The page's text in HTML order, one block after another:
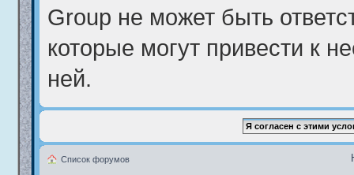
Group не может быть
которые могут привести к
ней.
Список форумов